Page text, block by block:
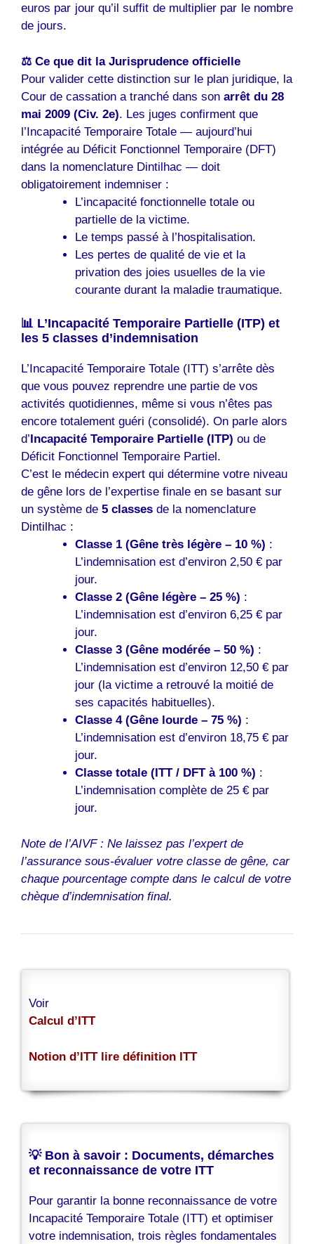
euros par jour qu’il suffit de multiplier par le nombre
de jours.
⚖️ Ce que dit la Jurisprudence officielle
Pour valider cette distinction sur le plan juridique, la
Cour de cassation a tranché dans son arrêt du 28
mai 2009 (Civ. 2e). Les juges confirment que
l’Incapacité Temporaire Totale — aujourd’hui
intégrée au Déficit Fonctionnel Temporaire (DFT)
dans la nomenclature Dintilhac — doit
obligatoirement indemniser :
L’incapacité fonctionnelle totale ou
partielle de la victime.
Le temps passé à l’hospitalisation.
Les pertes de qualité de vie et la
privation des joies usuelles de la vie
courante durant la maladie traumatique.
📊 L’Incapacité Temporaire Partielle (ITP) et
les 5 classes d’indemnisation
L’Incapacité Temporaire Totale (ITT) s’arrête dès
que vous pouvez reprendre une partie de vos
activités quotidiennes, même si vous n’êtes pas
encore totalement guéri (consolidé). On parle alors
d’Incapacité Temporaire Partielle (ITP) ou de
Déficit Fonctionnel Temporaire Partiel.
C’est le médecin expert qui détermine votre niveau
de gêne lors de l’expertise finale en se basant sur
un système de 5 classes de la nomenclature
Dintilhac :
Classe 1 (Gêne très légère – 10 %) :
L’indemnisation est d’environ 2,50 € par
jour.
Classe 2 (Gêne légère – 25 %) :
L’indemnisation est d’environ 6,25 € par
jour.
Classe 3 (Gêne modérée – 50 %) :
L’indemnisation est d’environ 12,50 € par
jour (la victime a retrouvé la moitié de
ses capacités habituelles).
Classe 4 (Gêne lourde – 75 %) :
L’indemnisation est d’environ 18,75 € par
jour.
Classe totale (ITT / DFT à 100 %) :
L’indemnisation complète de 25 € par
jour.
Note de l’AIVF : Ne laissez pas l’expert de
l’assurance sous-évaluer votre classe de gêne, car
chaque pourcentage compte dans le calcul de votre
chèque d’indemnisation final.
Voir
Calcul d’ITT
Notion d’ITT lire définition ITT
💡 Bon à savoir : Documents, démarches
et reconnaissance de votre ITT
Pour garantir la bonne reconnaissance de votre
Incapacité Temporaire Totale (ITT) et optimiser
votre indemnisation, trois règles fondamentales